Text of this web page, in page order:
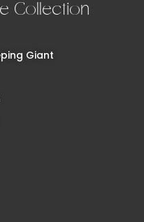
Collection
Giant